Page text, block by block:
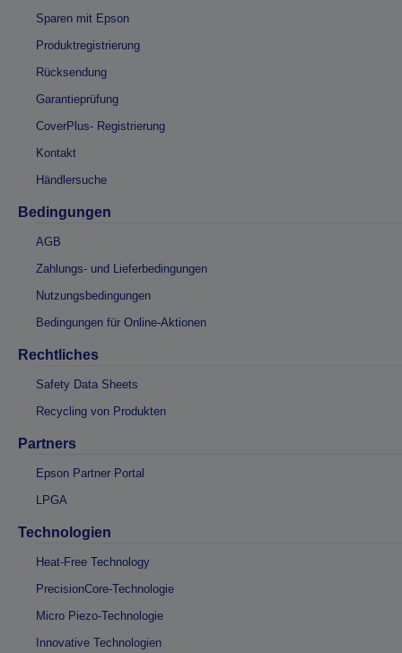
Sparen mit Epson
Produktregistrierung
Rücksendung
Garantieprüfung
CoverPlus- Registrierung
Kontakt
Händlersuche
Bedingungen
AGB
Zahlungs- und Lieferbedingungen
Nutzungsbedingungen
Bedingungen für Online-Aktionen
Rechtliches
Safety Data Sheets
Recycling von Produkten
Partners
Epson Partner Portal
LPGA
Technologien
Heat-Free Technology
PrecisionCore-Technologie
Micro Piezo-Technologie
Innovative Technologien